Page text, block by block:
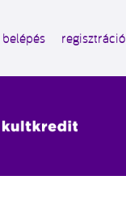
belépés regisztráció